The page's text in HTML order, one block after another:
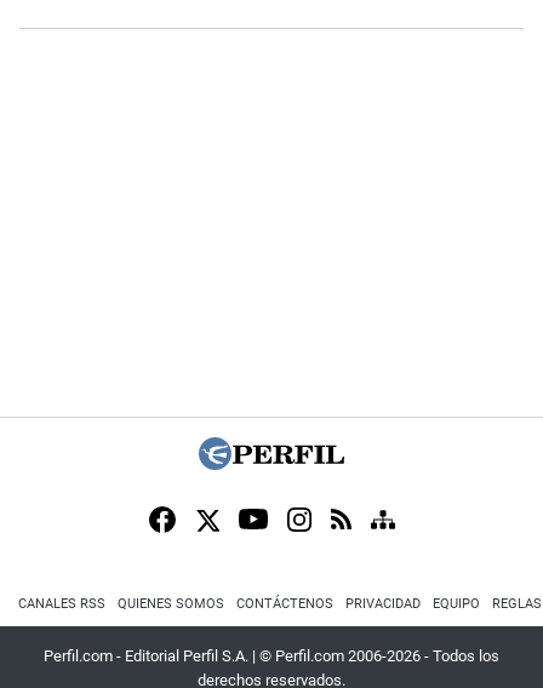
CANALES RSS QUIENES SOMOS CONTÁCTENOS PRIVACIDAD EQUIPO
Perfil.com - Editorial Perfil S.A. | © Perfil.com 2006-2026 - Todos los
derechos reservados.